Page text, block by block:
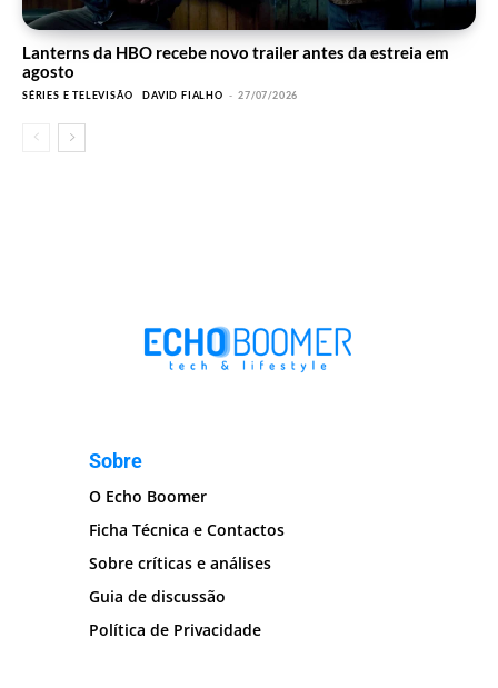
Lanterns da HBO recebe novo trailer antes da estreia em
agosto
SÉRIES E TELEVISÃO DAVID FIALHO - 27/07/2026
Sobre
O Echo Boomer
Ficha Técnica e Contactos
Sobre críticas e análises
Guia de discussão
Política de Privacidade